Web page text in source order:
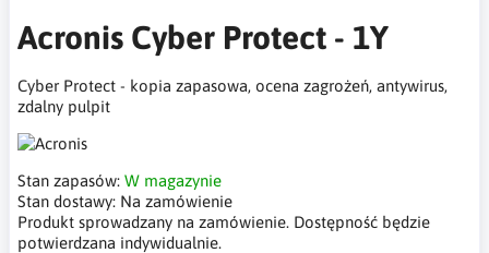
Acronis Cyber Protect - 1Y
Cyber Protect - kopia zapasowa, ocena zagrożeń, antywirus,
zdalny pulpit
Stan zapasów: W magazynie
Stan dostawy: Na zamówienie
Produkt sprowadzany na zamówienie. Dostępność będzie
potwierdzana indywidualnie.